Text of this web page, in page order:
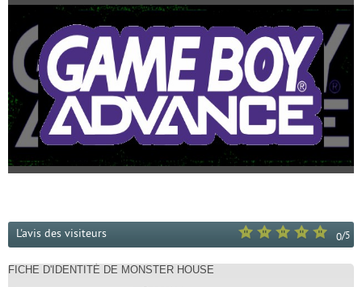
0/5
L'avis des visiteurs
FICHE D'IDENTITÉ DE MONSTER HOUSE